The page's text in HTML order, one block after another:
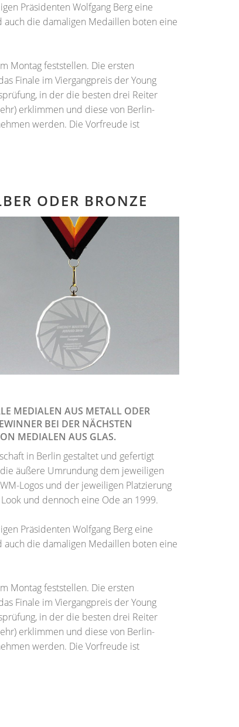
Präsidenten Wolfgang Berg eine
die damaligen Medaillen boten eine
Montag feststellen. Die ersten
Finale im Viergangpreis der Young
in der die besten drei Reiter
erklimmen und diese von Berlin-
werden. Die Vorfreude ist
ODER BRONZE
MEDIALEN AUS METALL ODER
BEI DER NÄCHSTEN
MEDIALEN AUS GLAS.
in Berlin gestaltet und gefertigt
äußere Umrundung dem jeweiligen
Logos und der jeweiligen Platzierung
und dennoch eine Ode an 1999.
Präsidenten Wolfgang Berg eine
die damaligen Medaillen boten eine
Montag feststellen. Die ersten
Finale im Viergangpreis der Young
in der die besten drei Reiter
erklimmen und diese von Berlin-
werden. Die Vorfreude ist